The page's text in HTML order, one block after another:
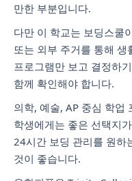
만한 부분입니다.
다만 이 학교는 보딩스쿨
또는 외부 주거를 통해 생
프로그램만 보고 결정하
함께 확인해야 합니다.
의학, 예술, AP 중심 학업
학생에게는 좋은 선택지
24시간 보딩 관리를 원하
것이 좋습니다.